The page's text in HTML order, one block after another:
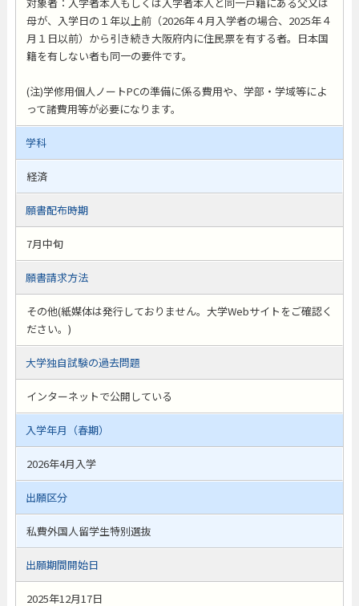
母が、入学日の１年以上前（2026年４月入学者の場合、2025年４
月１日以前）から引き続き大阪府内に住民票を有する者。日本国
籍を有しない者も同一の要件です。
(注)学修用個人ノートPCの準備に係る費用や、学部・学域等によ
って諸費用等が必要になります。
学科
経済
願書配布時期
7月中旬
願書請求方法
その他(紙媒体は発行しておりません。大学Webサイトをご確認く
ださい。)
大学独自試験の過去問題
インターネットで公開している
入学年月（春期）
2026年4月入学
出願区分
私費外国人留学生特別選抜
出願期間開始日
2025年12月17日